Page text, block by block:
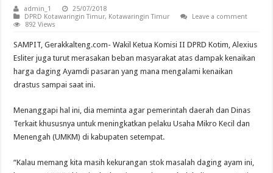
admin_1
25/07/2018
DPRD Kotawaringin Timur, Kotawaringin Timur
Leave a comment
892 Views
SAMPIT, Gerakkalteng.com- Wakil Ketua Komisi II DPRD Kotim, Alexius
Esliter juga turut merasakan beban masyarakat atas dampak kenaikan
harga daging Ayamdi pasaran yang mana mengalami kenaikan
drastus sampai saat ini.
Menanggapi hal ini, dia meminta agar pemerintah daerah dan Dinas
Terkait khususnya untuk meningkatkan pelaku Usaha Mikro Kecil dan
Menengah (UMKM) di kabupaten setempat.
“Kalau memang kita masih kekurangan stok masalah daging ayam ini,